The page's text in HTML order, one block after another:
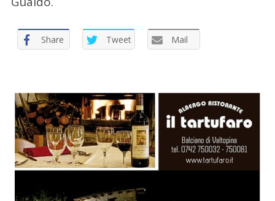
Share Tweet Mail